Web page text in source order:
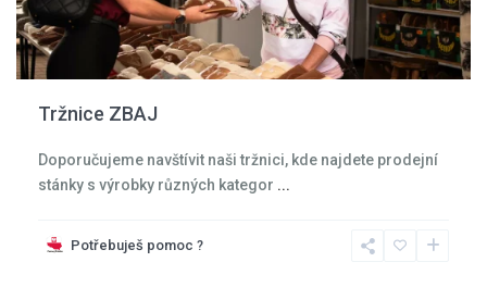
Tržnice ZBAJ
Doporučujeme navštívit naši tržnici, kde najdete prodejní
stánky s výrobky různých kategor ...
Potřebuješ pomoc ?
Kudowa